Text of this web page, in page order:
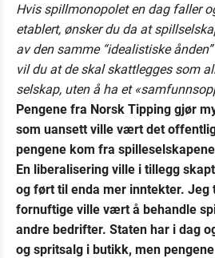
Hvis spillmonopolet en dag faller
etablert, ønsker du da at
av den samme “idealistiske
vil du at de skal skattlegges som
selskap, uten å ha et
Pengene fra Norsk Tipping gjør
som uansett ville vært det
pengene kom fra
En liberalisering ville i tillegg
og ført til enda mer inntekter. Jeg
fornuftige ville vært å behandle
andre bedrifter. Staten har i dag
og spritsalg i butikk, men